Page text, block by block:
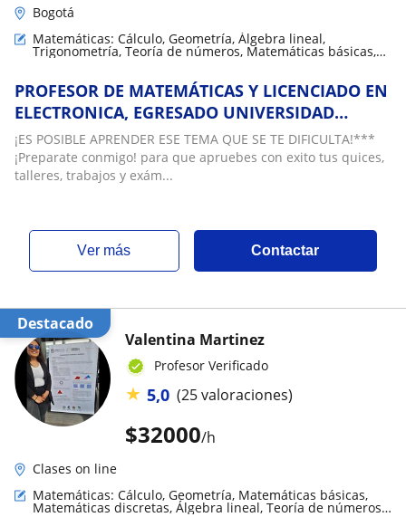
Bogotá
Matemáticas: Cálculo, Geometría, Álgebra lineal,
Trigonometría, Teoría de números, Matemáticas básicas,
Matemáticas discretas, Análisis numérico, LaTeX,
PROFESOR DE MATEMÁTICAS Y LICENCIADO EN
ELECTRONICA, EGRESADO UNIVERSIDAD
NACIONAL DE COLOMBIA Y UNIVERSIDAD
PEDAGOGICA NACIONAL
¡ES POSIBLE APRENDER ESE TEMA QUE SE TE DIFICULTA!***
¡Preparate conmigo! para que apruebes con exito tus quices,
talleres, trabajos y exám...
ver más Contactar
Destacado
$32000/h
Valentina Martinez
Profesor Verificado
★ 5,0 (25 valoraciones)
Clases on line
Matemáticas: Cálculo, Geometría, Matemáticas básicas,
Matemáticas discretas, Álgebra lineal, Teoría de números,